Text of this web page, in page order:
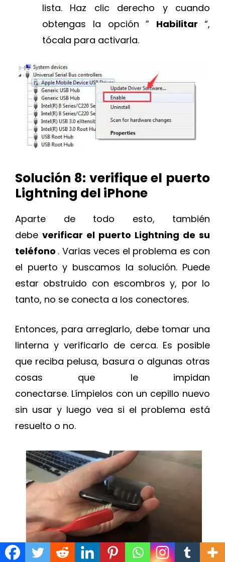
lista. Haz clic derecho y cuando
obtengas la opción ” Habilitar“,
tócala para activarla.
Solución 8: verifique el puerto
Lightning del iPhone
Aparte de todo esto, también
debe verificar el puerto Lightning de su
teléfono . Varias veces el problema es con
el puerto y buscamos la solución. Puede
estar obstruido con escombros y, por lo
tanto, no se conecta a los conectores.
Entonces, para arreglarlo, debe tomar una
linterna y verificarlo de cerca. Es posible
que reciba pelusa, basura o algunas otras
cosas que le impidan
conectarse. Límpielos con un cepillo nuevo
sin usar y luego vea si el problema está
resuelto o no.